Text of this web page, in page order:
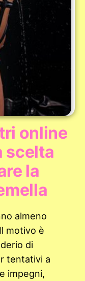
online
scelta
la
almeno
motivo è
di
tentativi a
impegni,